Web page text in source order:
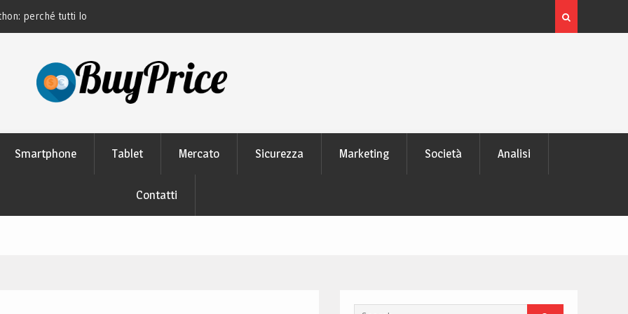
perché tutti lo
moderni
L’evoluzione delle schede video: dai pixel al Ray
moderno
Smartphone Tablet Mercato Sicurezza Marketing Società Analisi
Contatti